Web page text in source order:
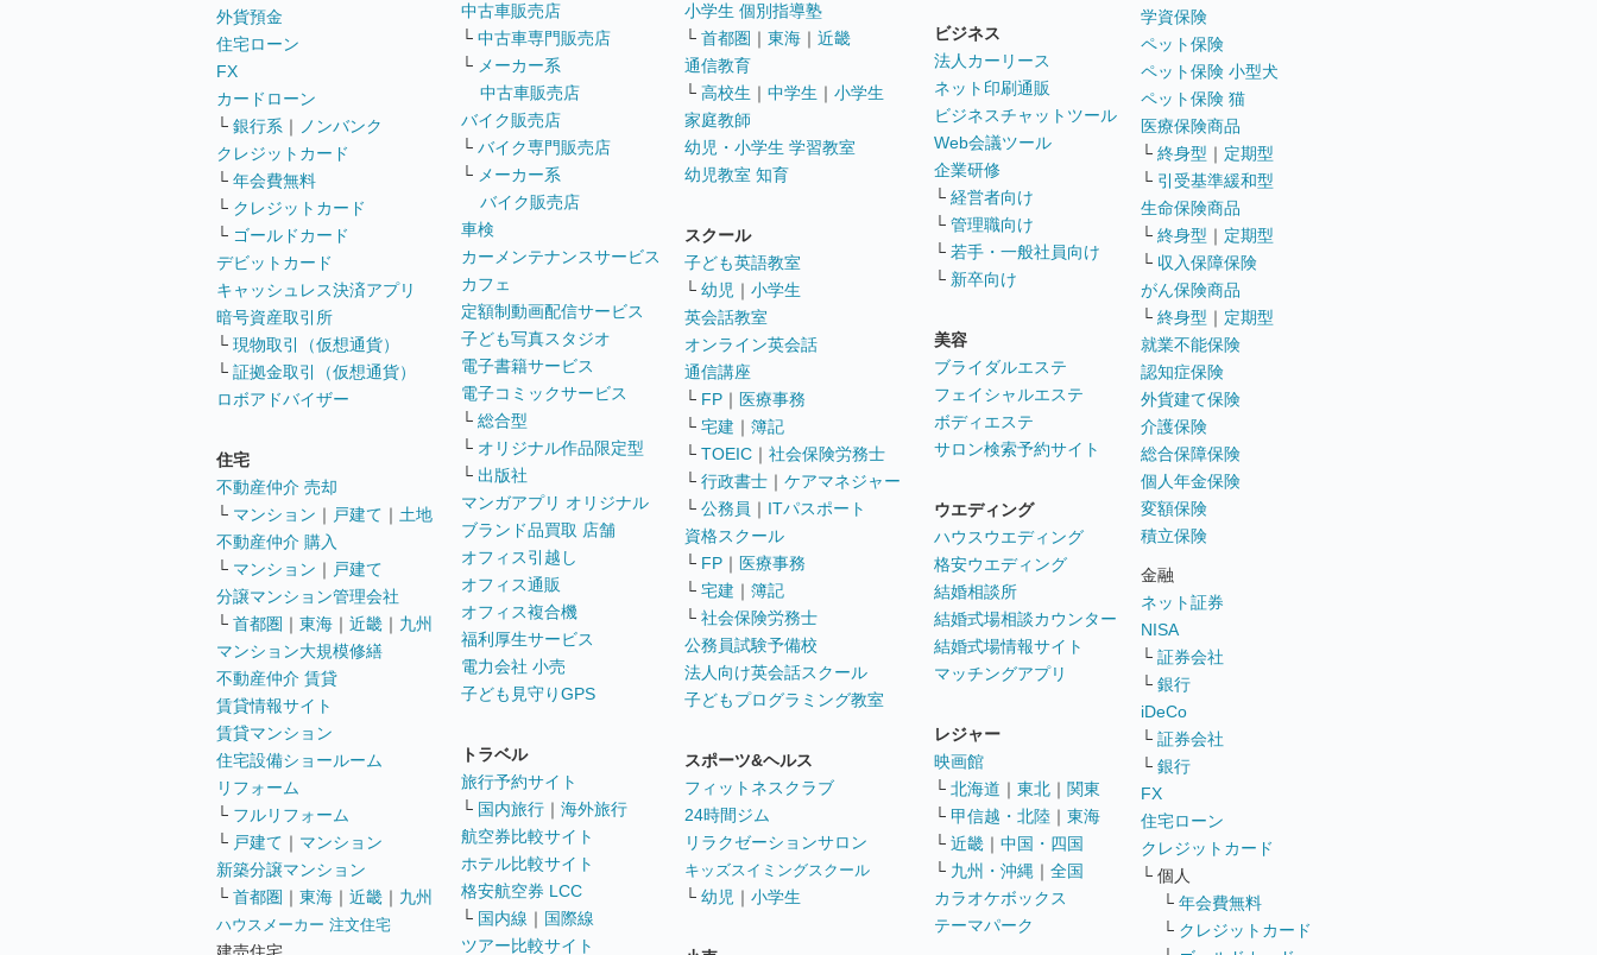
外貨預金
住宅ローン
FX
カードローン
└ 銀行系 ｜
ノンバンク
クレジットカード
└ 年会費無料
└ クレジットカード
└ ゴールドカード
デビットカード
キャッシュレス決済アプリ
暗号資産取引所
└ 現物取引（仮想通貨）
└ 証拠金取引（仮想通貨）
ロボアドバイザー
住宅
不動産仲介 売却
└ マンション ｜ 戸建て ｜ 土地
不動産仲介 購入
└ マンション ｜ 戸建て
分譲マンション管理会社
└ 首都圏 ｜ 東海 ｜ 近畿 ｜ 九州
マンション大規模修繕
不動産仲介 賃貸
賃貸情報サイト
賃貸マンション
住宅設備ショールーム
リフォーム
└ フルリフォーム
└ 戸建て ｜ マンション
新築分譲マンション
└ 首都圏 ｜ 東海 ｜ 近畿 ｜ 九州
ハウスメーカー 注文住宅
中古車販売店
└ 中古車専門販売店
└ メーカー系
中古車販売店
バイク販売店
└ バイク専門販売店
└ メーカー系
バイク販売店
車検
カーメンテナンスサービス
カフェ
定額制動画配信サービス
子ども写真スタジオ
電子書籍サービス
電子コミックサービス
└ 総合型
└ オリジナル作品限定型
└ 出版社
マンガアプリ オリジナル
ブランド品買取 店舗
オフィス引越し
オフィス通販
オフィス複合機
福利厚生サービス
電力会社 小売
子ども見守りGPS
トラベル
旅行予約サイト
└ 国内旅行 ｜ 海外旅行
航空券比較サイト
ホテル比較サイト
格安航空券 LCC
└ 国内線 ｜ 国際線
ツアー比較サイト
小学生 個別指導塾
└ 首都圏 ｜ 東海 ｜ 近畿
通信教育
└ 高校生 ｜ 中学生 ｜ 小学生
家庭教師
幼児・小学生 学習教室
幼児教室 知育
スクール
子ども英語教室
└ 幼児 ｜ 小学生
英会話教室
オンライン英会話
通信講座
└ FP ｜ 医療事務
└ 宅建 ｜ 簿記
└ TOEIC ｜ 社会保険労務士
└ 行政書士 ｜ ケアマネジャー
└ 公務員 ｜ ITパスポート
資格スクール
└ FP ｜ 医療事務
└ 宅建 ｜ 簿記
└ 社会保険労務士
公務員試験予備校
法人向け英会話スクール
子どもプログラミング教室
スポーツ&ヘルス
フィットネスクラブ
24時間ジム
リラクゼーションサロン
キッズスイミングスクール
└ 幼児 ｜ 小学生
ビジネス
法人カーリース
ネット印刷通販
ビジネスチャットツール
Web会議ツール
企業研修
└ 経営者向け
└ 管理職向け
└ 若手・一般社員向け
└ 新卒向け
美容
ブライダルエステ
フェイシャルエステ
ボディエステ
サロン検索予約サイト
ウエディング
ハウスウエディング
格安ウエディング
結婚相談所
結婚式場相談カウンター
結婚式場情報サイト
マッチングアプリ
レジャー
映画館
└ 北海道 ｜ 東北 ｜ 関東
└ 甲信越・北陸 ｜ 東海
└ 近畿 ｜ 中国・四国
└ 九州・沖縄 ｜ 全国
カラオケボックス
テーマパーク
学資保険
ペット保険
ペット保険 小型犬
ペット保険 猫
医療保険商品
└ 終身型 ｜ 定期型
└ 引受基準緩和型
生命保険商品
└ 終身型 ｜ 定期型
└ 収入保障保険
がん保険商品
└ 終身型 ｜ 定期型
就業不能保険
認知症保険
外貨建て保険
介護保険
総合保障保険
個人年金保険
変額保険
積立保険
金融
ネット証券
NISA
└ 証券会社
└ 銀行
iDeCo
└ 証券会社
└ 銀行
FX
住宅ローン
クレジットカード
└ 個人
└ 年会費無料
└ クレジットカード